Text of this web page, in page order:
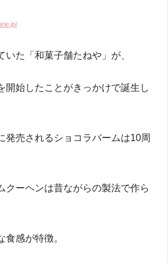
いた「和菓子舗たねや」が、
開始したことがきっかけで誕生し
発売されるショコラバームは10周
クーヘンは昔ながらの製法で作ら
食感が特徴。